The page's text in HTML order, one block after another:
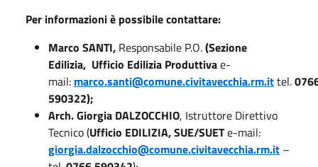
Per informazioni è possibile contattare:
Marco SANTI, Responsabile P.O.(Sezione
Edilizia, Ufficio Edilizia Produttivae-
mail: marco.santi@comune.civitavecchia.rm.ittel.
590322);
Arch. Giorgia DALZOCCHIO, Istruttore Direttivo
Tecnico (Ufficio EDILIZIA, SUE/SUETe-mail:
giorgia.dalzocchio@comune.civitavecchia.rm.it –